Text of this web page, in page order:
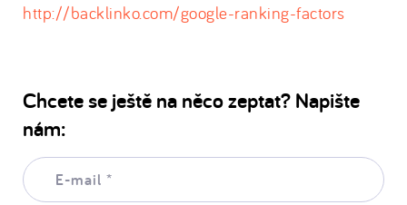
http://backlinko.com/google-ranking-factors
Chcete se ještě na něco zeptat? Napište
nám:
E-
mail: